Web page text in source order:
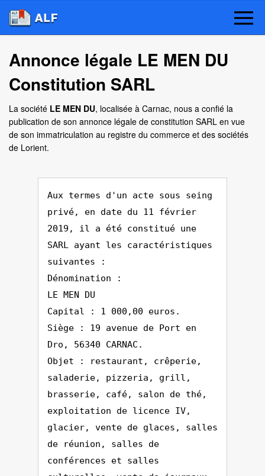
Annonce légale LE MEN DU
Constitution SARL
La société LE MEN DU, localisée à Carnac, nous a confié la
publication de son annonce légale de constitution SARL en vue
de son immatriculation au registre du commerce et des sociétés
de Lorient.
Aux termes d'un acte sous seing
privé, en date du 11 février
2019, il a été constitué une
SARL ayant les caractéristiques
suivantes :
Dénomination :
LE MEN DU
Capital : 1 000,00 euros.
Siège : 19 avenue de Port en
Dro, 56340 CARNAC.
Objet : restaurant, crêperie,
saladerie, pizzeria, grill,
brasserie, café, salon de thé,
exploitation de licence IV,
glacier, vente de glaces, salles
de réunion, salles de
conférences et salles